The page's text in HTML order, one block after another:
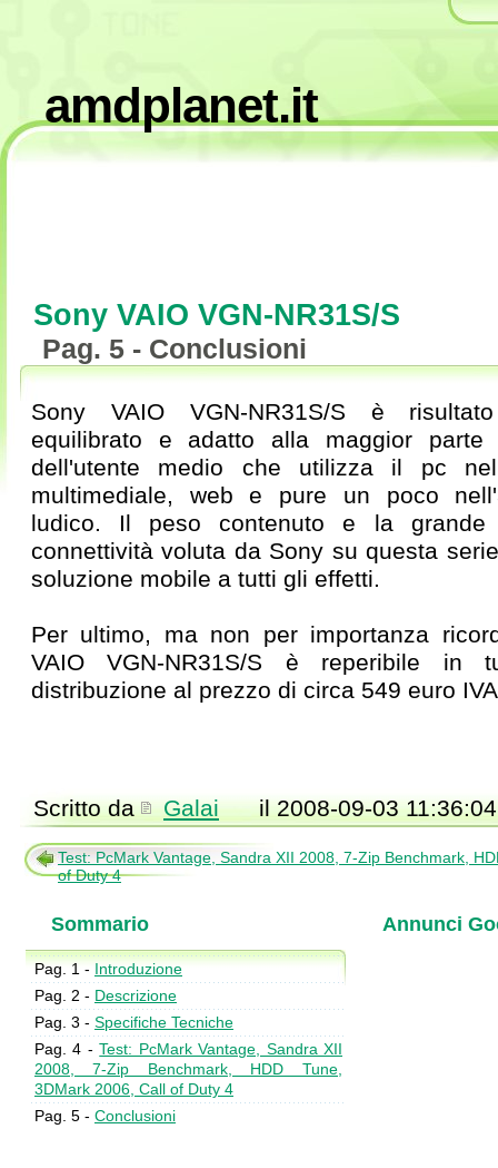
amdplanet.it
Sony VAIO VGN-NR31S/S
Pag. 5 - Conclusioni
Sony VAIO VGN-NR31S/S è
equilibrato e adatto alla maggior parte
dell'utente medio che utilizza il pc
multimediale, web e pure un poco
ludico. Il peso contenuto e la grande
connettività voluta da Sony su questa
soluzione mobile a tutti gli effetti.
Per ultimo, ma non per importanza
VAIO VGN-NR31S/S è reperibile in
distribuzione al prezzo di circa 549 euro
Scritto da Galai il 2008-09-03
Test: PcMark Vantage, Sandra XII 2008, 7-Zip Benchmark,
of Duty 4
Sommario
Pag. 1 - Introduzione
Pag. 2 - Descrizione
Pag. 3 - Specifiche Tecniche
Pag. 4 -Test: PcMark Vantage, Sandra XII
2008, 7-Zip Benchmark, HDD Tune,
3DMark 2006, Call of Duty 4
Pag. 5 - Conclusioni
Annunci